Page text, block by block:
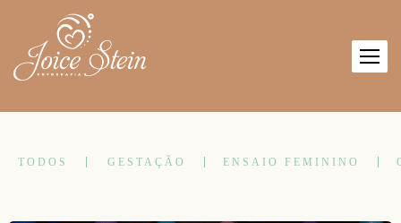
TODOS GESTAÇÃO ENSAIO FEMININO